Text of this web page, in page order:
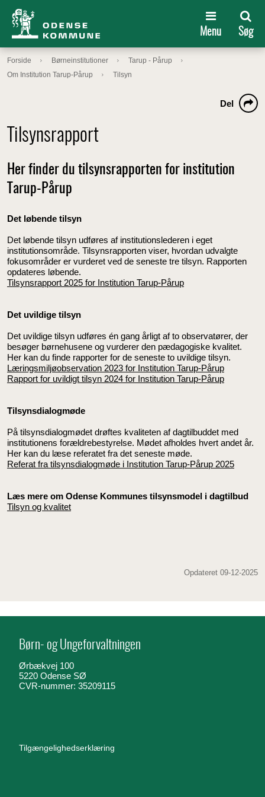
Menu Søg
Forside Børneinstitutioner
Tarup - Pårup
Om Institution Tarup-Pårup
Tilsyn
Tilsynsrapport
Del
Her finder du tilsynsrapporten for institution
Tarup-Pårup
Det løbende tilsyn
Det løbende tilsyn udføres af institutionslederen i eget
institutionsområde. Tilsynsrapporten viser, hvordan udvalgte
fokusområder er vurderet ved de seneste tre tilsyn. Rapporten
opdateres løbende.
Tilsynsrapport 2025 for Institution Tarup-Pårup
Det uvildige tilsyn
Det uvildige tilsyn udføres én gang årligt af to observatører, der
besøger børnehusene og vurderer den pædagogiske kvalitet.
Her kan du finde rapporter for de seneste to uvildige tilsyn.
Læringsmiljøobservation 2023 for Institution Tarup-Pårup
Rapport for uvildigt tilsyn 2024 for Institution Tarup-Pårup
Tilsynsdialogmøde
På tilsynsdialogmødet drøftes kvaliteten af dagtilbuddet med
institutionens forældrebestyrelse. Mødet afholdes hvert andet år.
Her kan du læse referatet fra det seneste møde.
Referat fra tilsynsdialogmøde i Institution Tarup-Pårup 2025
Læs mere om Odense Kommunes tilsynsmodel i dagtilbud
Tilsyn og kvalitet
Opdateret 09-12-2025
Børn- og Ungeforvaltningen
Ørbækvej 100
5220 Odense SØ
CVR-nummer: 35209115
Tilgængelighedserklæring